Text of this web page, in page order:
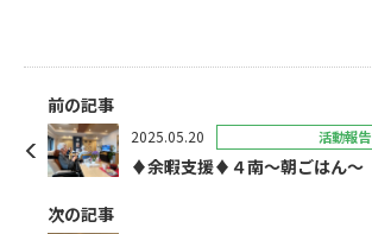
前の記事
2025.05.20 活動報告
♦余暇支援♦４南～朝ごはん～
次の記事